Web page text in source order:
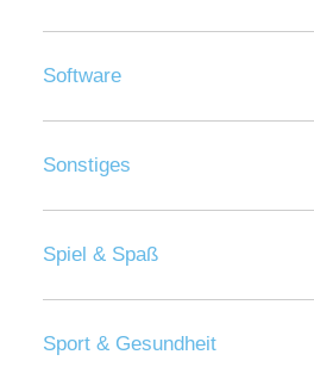
Software
Sonstiges
Spiel & Spaß
Sport & Gesundheit